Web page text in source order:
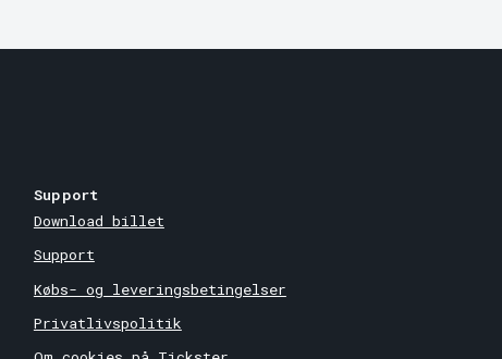
Support
Download billet
Support
Købs- og leveringsbetingelser
Privatlivspolitik